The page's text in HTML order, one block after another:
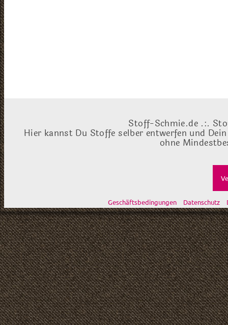
Stoff-Schmie.de .:.
Hier kannst Du Stoffe selber entwerfen und
ohne
Geschäftsbedingungen Datenschutz